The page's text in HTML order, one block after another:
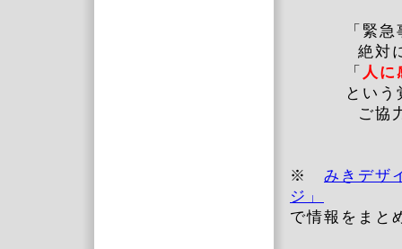
「緊急事
絶対に、
「 人に
という覚
ご協力を
※ みきデザ
ジ」
で情報をまと